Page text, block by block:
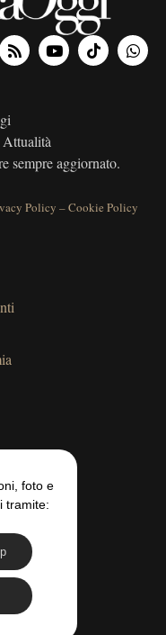
sempre aggiornato.
Policy –Cookie Policy
foto e
tramite: